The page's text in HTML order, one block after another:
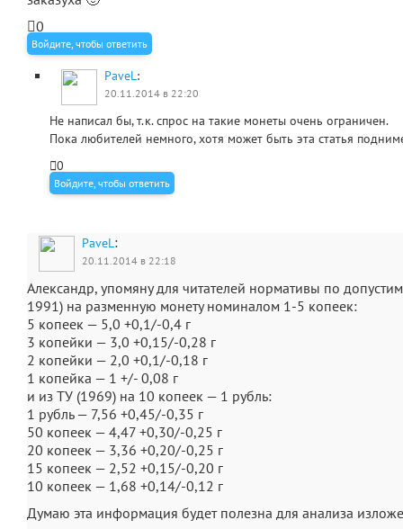
0
Войдите, чтобы ответить
PaveL :
20.11.2014 в 22:20
Не написал бы, т.к. спрос на такие монеты очень ограничен.
Пока любителей немного, хотя может быть эта статья
0
Войдите, чтобы ответить
PaveL :
20.11.2014 в 22:18
Александр, упомяну для читателей нормативы по
1991) на разменную монету номиналом 1-5 копеек:
5 копеек — 5,0 +0,1/-0,4 г
3 копейки — 3,0 +0,15/-0,28 г
2 копейки — 2,0 +0,1/-0,18 г
1 копейка — 1 +/- 0,08 г
и из ТУ (1969) на 10 копеек — 1 рубль:
1 рубль — 7,56 +0,45/-0,35 г
50 копеек — 4,47 +0,30/-0,25 г
20 копеек — 3,36 +0,20/-0,25 г
15 копеек — 2,52 +0,15/-0,20 г
10 копеек — 1,68 +0,14/-0,12 г
Думаю эта информация будет полезна для анализа